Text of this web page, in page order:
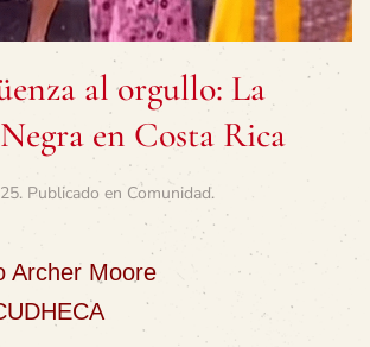
al orgullo: La
en Costa Rica
. Publicado en Comunidad.
Archer Moore